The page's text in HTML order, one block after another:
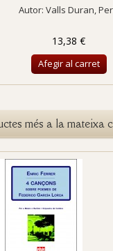
Autor:Valls Duran,
13,38 €
Afegir al carret
més a la mateixa